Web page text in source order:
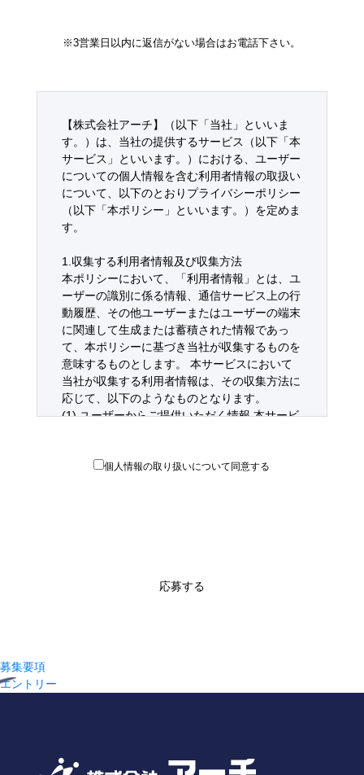
※3営業日以内に返信がない場合はお電話下さい。
【株式会社アーチ】（以下「当社」といいま
す。）は、当社の提供するサービス（以下「本
サービス」といいます。）における、ユーザー
についての個人情報を含む利用者情報の取扱い
について、以下のとおりプライバシーポリシー
（以下「本ポリシー」といいます。）を定めま
す。
1.収集する利用者情報及び収集方法
本ポリシーにおいて、「利用者情報」とは、ユ
ーザーの識別に係る情報、通信サービス上の行
動履歴、その他ユーザーまたはユーザーの端末
に関連して生成または蓄積された情報であっ
て、本ポリシーに基づき当社が収集するものを
意味するものとします。 本サービスにおいて
当社が収集する利用者情報は、その収集方法に
応じて、以下のようなものとなります。
(1) ユーザーからご提供いただく情報 本サービ
下のとおりです。
・ユーザーの肖像を含む静止画情報
の情報を当該外部サービスから収集します。
個人情報の取り扱いについて同意する
応募する
募集要項
エントリー